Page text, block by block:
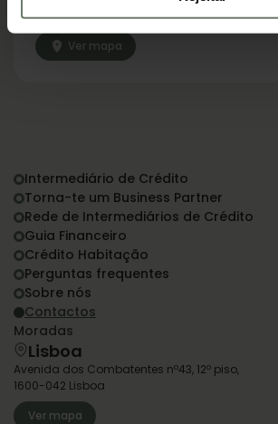
28016 Madrid, España
Ver mapa
Intermediário de Crédito
Torna-te um Business Partner
Rede de Intermediários de Crédito
Guia Financeiro
Crédito Habitação
Perguntas frequentes
Sobre nós
Contactos
Moradas
Lisboa
Avenida dos Combatentes nº43, 12º piso,
1600-042 Lisboa
Ver mapa